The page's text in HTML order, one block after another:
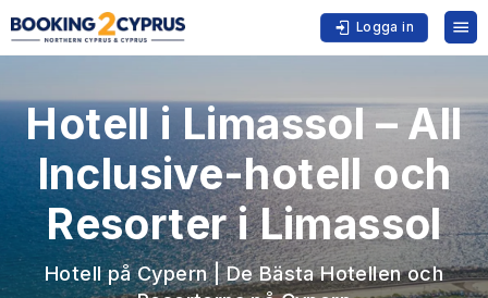
Logga in
Hotell i Limassol – All
Inclusive-hotell och
Resorter i Limassol
Hotell på Cypern | De Bästa Hotellen och